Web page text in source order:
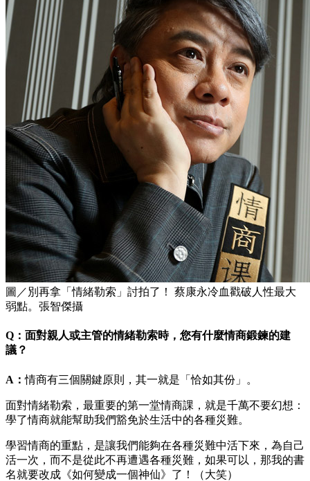
圖／別再拿「情緒勒索」討拍了！ 蔡康永冷血戳破人性最大
弱點。張智傑攝
Q：面對親人或主管的情緒勒索時，您有什麼情商鍛鍊的建
議？
A ：情商有三個關鍵原則，其一就是「恰如其份」。
面對情緒勒索，最重要的第一堂情商課，就是千萬不要幻想：
學了情商就能幫助我們豁免於生活中的各種災難。
學習情商的重點，是讓我們能夠在各種災難中活下來，為自己
活一次，而不是從此不再遭遇各種災難，如果可以，那我的書
名就要改成《如何變成一個神仙》了！（大笑）